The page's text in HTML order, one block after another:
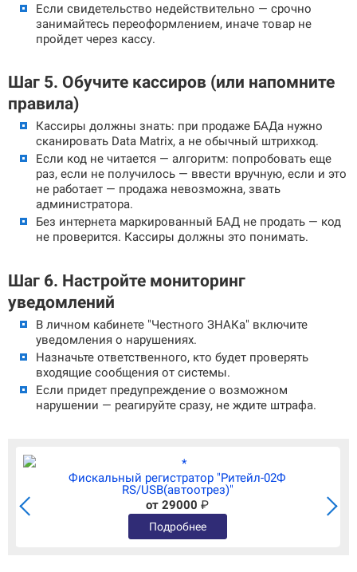
Если свидетельство недействительно — срочно
занимайтесь переоформлением, иначе товар не
пройдет через кассу.
Шаг 5. Обучите кассиров (или напомните
правила)
Кассиры должны знать: при продаже БАДа нужно
сканировать Data Matrix, а не обычный штрихкод.
Если код не читается — алгоритм: попробовать еще
раз, если не получилось — ввести вручную, если и это
не работает — продажа невозможна, звать
администратора.
Без интернета маркированный БАД не продать — код
не проверится. Кассиры должны это понимать.
Шаг 6. Настройте мониторинг
уведомлений
В личном кабинете "Честного ЗНАКа" включите
уведомления о нарушениях.
Назначьте ответственного, кто будет проверять
входящие сообщения от системы.
Если придет предупреждение о возможном
нарушении — реагируйте сразу, не ждите штрафа.
Фискальный регистратор "Ритейл-02Ф
RS/USB(автоотрез)"
от 29000₽
Подробнее